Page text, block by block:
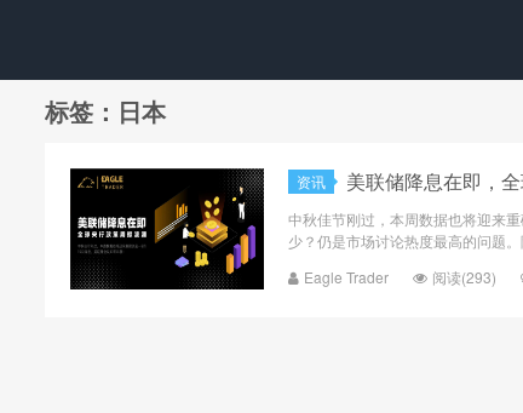
标签：日本
资讯 美联储降息在即，
中秋佳节刚过，本周数据也将迎来
少？仍是市场讨论热度最高的问题
Eagle Trader
阅读(293)